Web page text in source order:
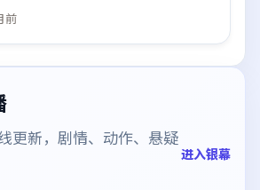
前
更新，剧情、动作、悬疑
进入银幕